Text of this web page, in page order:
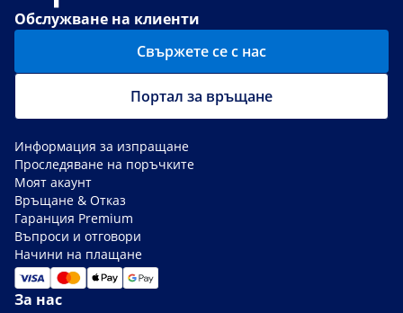
Обслужване на клиенти
Свържете се с нас
Портал за връщане
Информация за изпращане
Проследяване на поръчките
Моят акаунт
Връщане & Отказ
Гаранция Premium
Въпроси и отговори
Начини на плащане
За нас